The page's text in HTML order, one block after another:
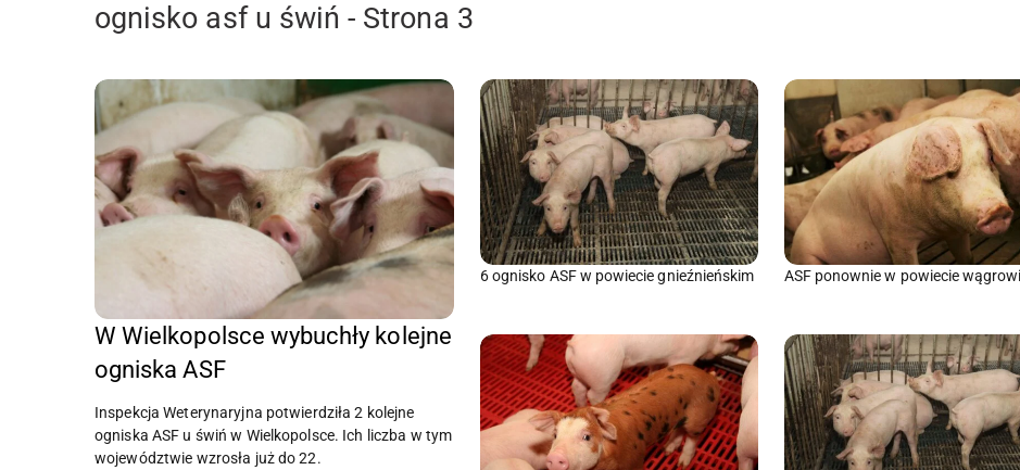
ognisko asf u świń - Strona 3
W Wielkopolsce wybuchły kolejne
ogniska ASF
Inspekcja Weterynaryjna potwierdziła 2 kolejne
ogniska ASF u świń w Wielkopolsce. Ich liczba w tym
województwie wzrosła już do 22.
6 ognisko ASF w powiecie gnieźnieńskim ASF ponownie w powiecie